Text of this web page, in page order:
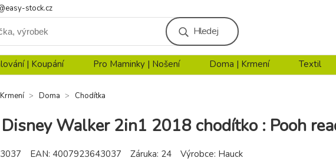
stock.cz
Hledej
| Koupání Pro Maminky | Nošení Doma | Krmení Textil
Doma Chodítka
Walker 2in1 2018 chodítko : Pooh
EAN: 4007923643037 Záruka: 24 Výrobce: Hauck